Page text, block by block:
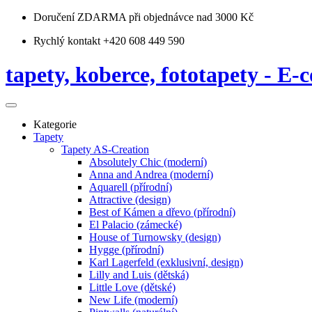
Doručení ZDARMA při objednávce nad 3000 Kč
Rychlý kontakt +420 608 449 590
tapety, koberce, fototapety - E-
Kategorie
Tapety
Tapety AS-Creation
Absolutely Chic (moderní)
Anna and Andrea (moderní)
Aquarell (přírodní)
Attractive (design)
Best of Kámen a dřevo (přírodní)
El Palacio (zámecké)
House of Turnowsky (design)
Hygge (přírodní)
Karl Lagerfeld (exklusivní, design)
Lilly and Luis (dětská)
Little Love (dětské)
New Life (moderní)